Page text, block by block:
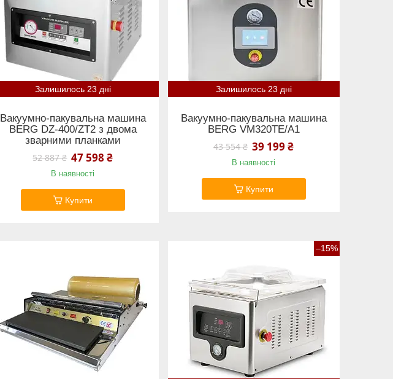
Залишилось 23 дні
Вакуумно-пакувальна машина
BERG DZ-400/ZT2 з двома
зварними планками
52 887 ₴ 47 598 ₴
В наявності
Купити
Залишилось 23 дні
Вакуумно-пакувальна машина
BERG VM320TE/A1
43 554 ₴ 39 199 ₴
В наявності
Купити
–15%